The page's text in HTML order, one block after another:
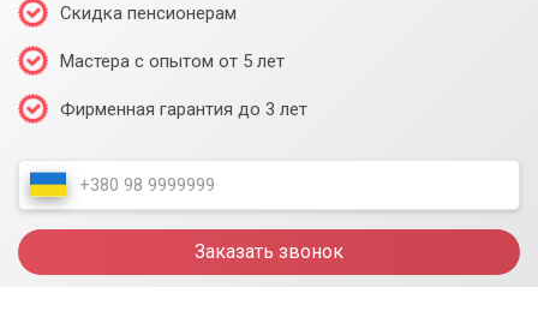
Скидка пенсионерам
Мастера с опытом от 5 лет
Фирменная гарантия до 3 лет
Заказать звонок